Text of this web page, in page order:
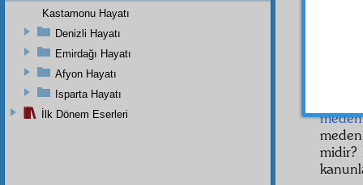
midir?
Kastamonu Hayatı
Denizli Hayatı
Emirdağı Hayatı
Afyon Hayatı
Isparta Hayatı
İlk Dönem Eserleri